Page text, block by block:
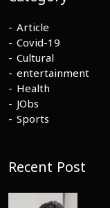
Article
Covid-19
Cultural
entertainment
Health
JObs
Sports
Recent Post